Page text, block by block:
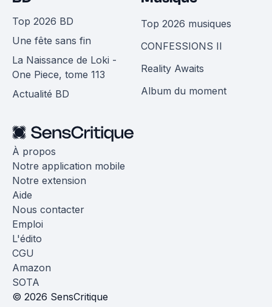
Top 2026 BD
Une fête sans fin
La Naissance de Loki -
One Piece, tome 113
Actualité BD
Top 2026 musiques
CONFESSIONS II
Reality Awaits
Album du moment
À propos
Notre application mobile
Notre extension
Aide
Nous contacter
Emploi
L'édito
CGU
Amazon
SOTA
© 2026 SensCritique